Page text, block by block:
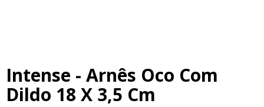
Intense - Arnês Oco Com
Dildo 18 X 3,5 Cm